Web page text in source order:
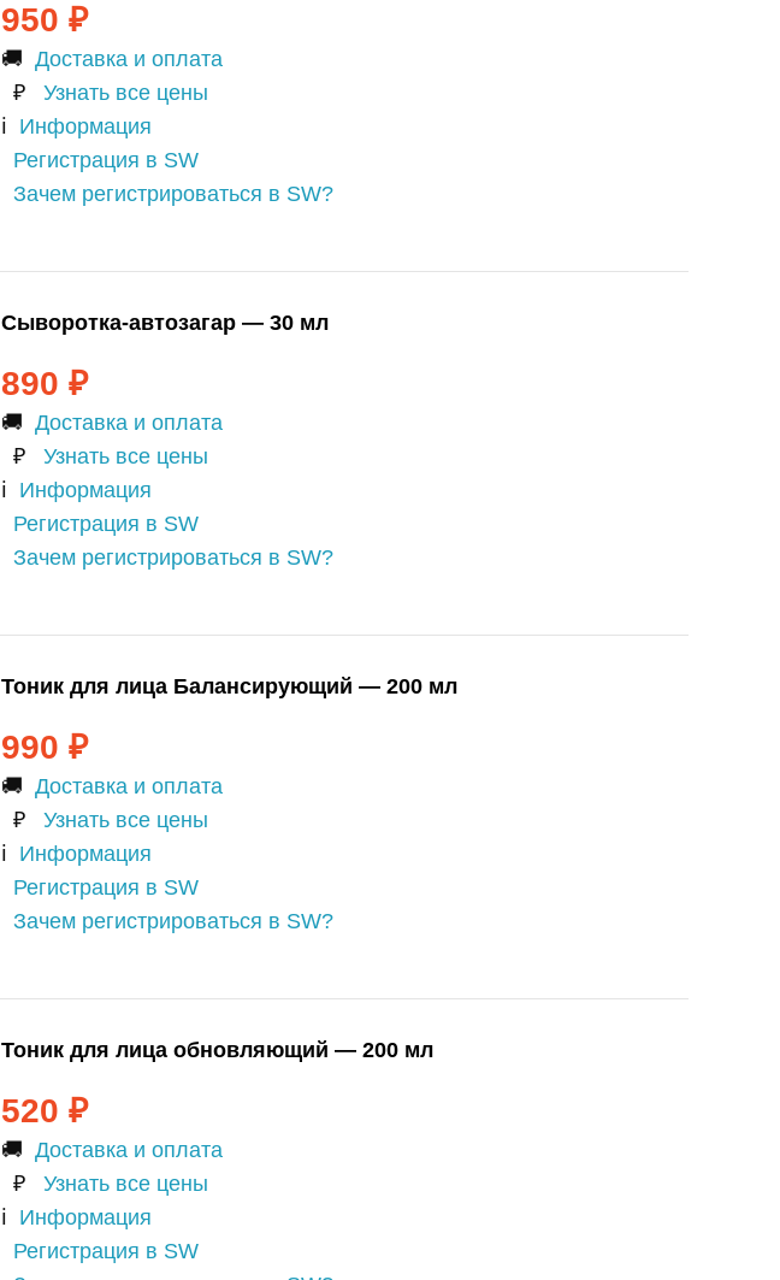
950 ₽
🚚 Доставка и оплата
₽ Узнать все цены
ℹ️ Информация
Регистрация в SW
Зачем регистрироваться в SW?
Сыворотка-автозагар — 30 мл
890 ₽
🚚 Доставка и оплата
₽ Узнать все цены
ℹ️ Информация
Регистрация в SW
Зачем регистрироваться в SW?
Тоник для лица Балансирующий — 200 мл
990 ₽
🚚 Доставка и оплата
₽ Узнать все цены
ℹ️ Информация
Регистрация в SW
Зачем регистрироваться в SW?
Тоник для лица обновляющий — 200 мл
520 ₽
🚚 Доставка и оплата
₽ Узнать все цены
ℹ️ Информация
Регистрация в SW